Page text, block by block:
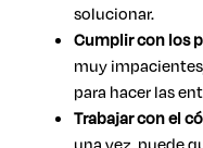
solucionar.
Cumplir con los
muy
para hacer las
Trabajar con el